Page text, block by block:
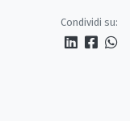
Condividi su: